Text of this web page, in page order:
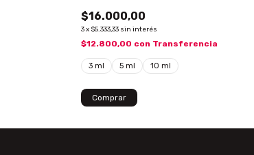
$16.000,00
3x $5.333,33 sin interés
$12.800,00 con Transferencia
3 ml 5 ml 10 ml
Comprar